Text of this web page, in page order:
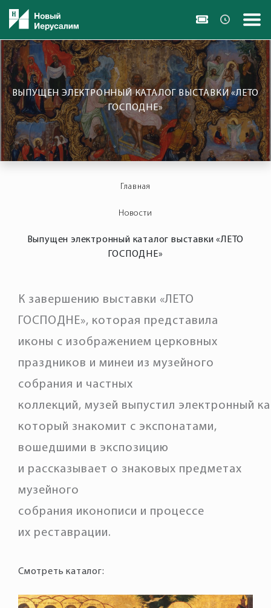
ВЫПУЩЕН ЭЛЕКТРОННЫЙ КАТАЛОГ ВЫСТАВКИ «ЛЕТО
ГОСПОДНЕ»
Главная
Новости
Выпущен электронный каталог выставки «ЛЕТО
ГОСПОДНЕ»
К завершению выставки «ЛЕТО
ГОСПОДНЕ», которая представила
иконы с изображением церковных
праздников и минеи из музейного
собрания и частных
коллекций, музей выпустил электронный
который знакомит с экспонатами,
вошедшими в экспозицию
и рассказывает о знаковых предметах
музейного
собрания иконописи и процессе
их реставрации.
Смотреть каталог: